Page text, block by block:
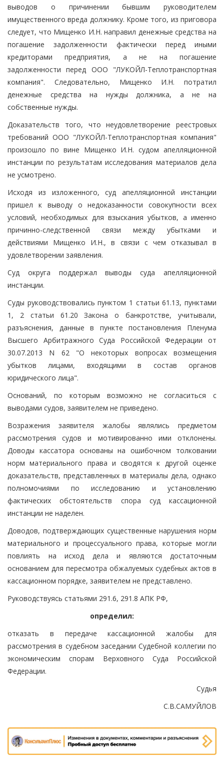
выводов о причинении бывшим руководителем
имущественного вреда должнику. Кроме того, из приговора
следует, что Мищенко И.Н. направил денежные средства на
погашение задолженности фактически перед иными
кредиторами предприятия, а не на погашение
задолженности перед ООО "ЛУКОЙЛ-Теплотранспортная
компания". Следовательно, Мищенко И.Н. потратил
денежные средства на нужды должника, а не на
собственные нужды.
Доказательств того, что неудовлетворение реестровых
требований ООО "ЛУКОЙЛ-Теплотранспортная компания"
произошло по вине Мищенко И.Н. судом апелляционной
инстанции по результатам исследования материалов дела
не усмотрено.
Исходя из изложенного, суд апелляционной инстанции
пришел к выводу о недоказанности совокупности всех
условий, необходимых для взыскания убытков, а именно
причинно-следственной связи между убытками и
действиями Мищенко И.Н., в связи с чем отказывал в
удовлетворении заявления.
Суд округа поддержал выводы суда апелляционной
инстанции.
Суды руководствовались пунктом 1 статьи 61.13, пунктами
1, 2 статьи 61.20 Закона о банкротстве, учитывали,
разъяснения, данные в пункте постановления Пленума
Высшего Арбитражного Суда Российской Федерации от
30.07.2013 N 62 "О некоторых вопросах возмещения
убытков лицами, входящими в состав органов
юридического лица".
Оснований, по которым возможно не согласиться с
выводами судов, заявителем не приведено.
Возражения заявителя жалобы являлись предметом
рассмотрения судов и мотивированно ими отклонены.
Доводы кассатора основаны на ошибочном толковании
норм материального права и сводятся к другой оценке
доказательств, представленных в материалы дела, однако
полномочиями по исследованию и установлению
фактических обстоятельств спора суд кассационной
инстанции не наделен.
Доводов, подтверждающих существенные нарушения норм
материального и процессуального права, которые могли
повлиять на исход дела и являются достаточным
основанием для пересмотра обжалуемых судебных актов в
кассационном порядке, заявителем не представлено.
Руководствуясь статьями 291.6, 291.8 АПК РФ,
определил:
отказать в передаче кассационной жалобы для
рассмотрения в судебном заседании Судебной коллегии по
экономическим спорам Верховного Суда Российской
Федерации.
Судья
С.В.САМУЙЛОВ